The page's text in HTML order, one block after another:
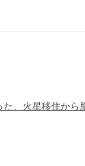
、火星移住から